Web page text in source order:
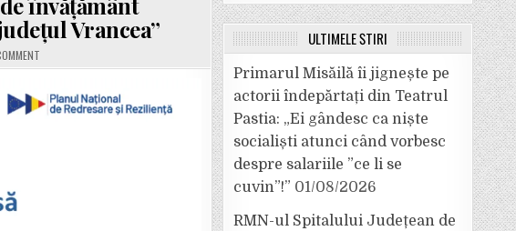
Vrancea”
ANUNȚ.
SIHLEA
ANUNȚĂ
ULTIMELE ȘTIRI
Primarul Misăilă îi jignește pe
actorii îndepărtați din Teatrul
Pastia: „Ei gândesc ca niște
socialiști atunci când vorbesc
despre salariile ”ce li se
cuvin”!” 01/08/2026
RMN-ul Spitalului Județean de